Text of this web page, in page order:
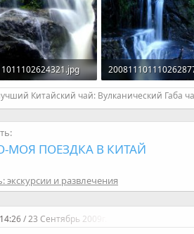
· Просмотры: 649
110,3 KB ·
Китайский чай: Вулканический Габа
МОЯ ПОЕЗДКА В КИТАЙ
экскурсии и развлечения
/ 23 Сентябрь 2009г.